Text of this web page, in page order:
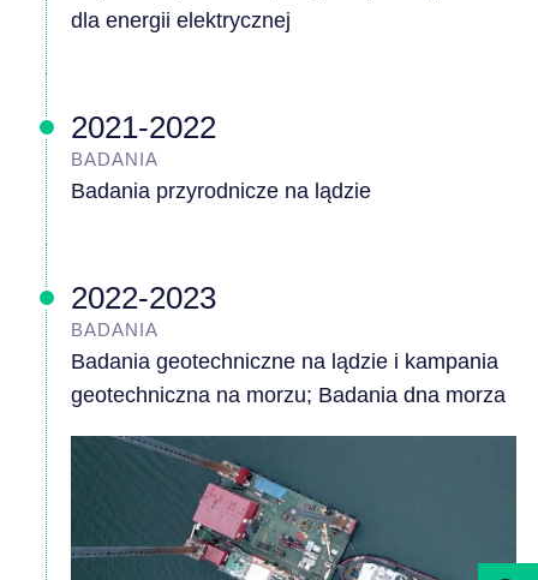
dla energii elektrycznej
2021-2022
BADANIA
Badania przyrodnicze na lądzie
2022-2023
BADANIA
Badania geotechniczne na lądzie i kampania
geotechniczna na morzu; Badania dna morza